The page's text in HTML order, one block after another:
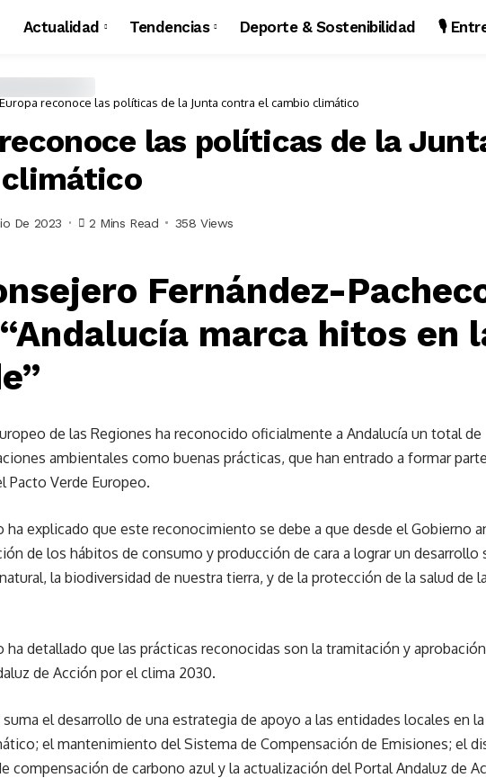
Actualidad Tendencias Deporte & Sostenibilidad 🎙️
Europa reconoce las políticas de la Junta contra el cambio climático
las políticas de la
De 2023 2 Mins Read 358 Views
Fernández-
marca hitos en
de las Regiones ha reconocido oficialmente a Andalucía un total de
ambientales como buenas prácticas, que han entrado a formar parte
Pacto Verde Europeo.
ha explicado que este reconocimiento se debe a que desde el Gobierno
de los hábitos de consumo y producción de cara a lograr un
la biodiversidad de nuestra tierra, y de la protección de la salud de
ha detallado que las prácticas reconocidas son la tramitación y aprobación
de Acción por el clima 2030.
el desarrollo de una estrategia de apoyo a las entidades locales en
el mantenimiento del Sistema de Compensación de Emisiones; el
compensación de carbono azul y la actualización del Portal Andaluz de